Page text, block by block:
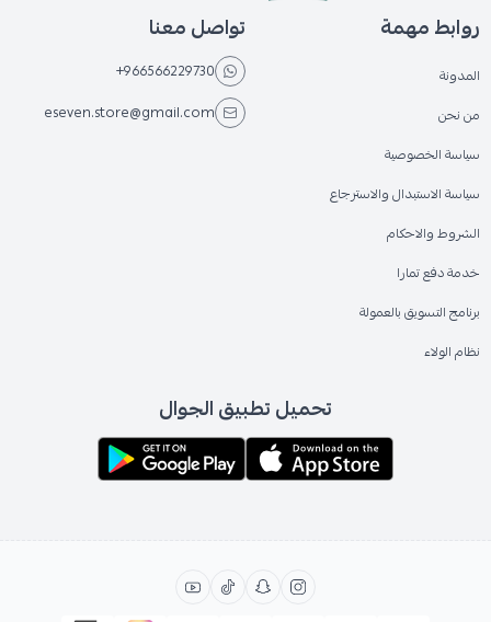
روابط مهمة
المدونة
من نحن
سياسة الخصوصية
سياسة الاستبدال والاسترجاع
الشروط والاحكام
خدمة دفع تمارا
برنامج التسويق بالعمولة
نظام الولاء
تواصل معنا
+966566229730
eseven.store@gmail.com
تحميل تطبيق الجوال